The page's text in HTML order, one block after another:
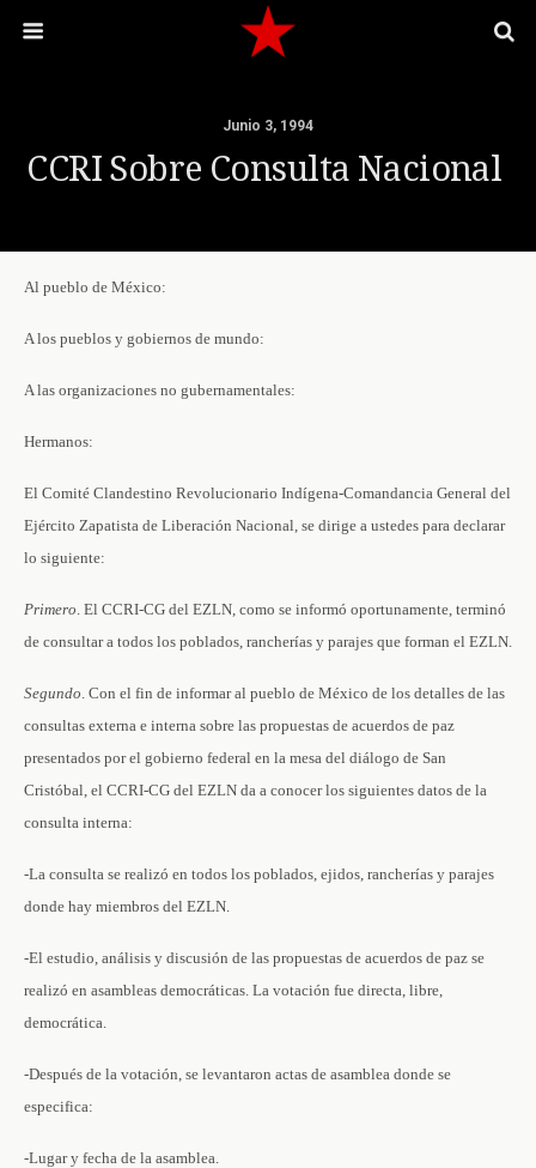
Junio 3, 1994
CCRI Sobre Consulta Nacional
Al pueblo de México:
A los pueblos y gobiernos de mundo:
A las organizaciones no gubernamentales:
Hermanos:
El Comité Clandestino Revolucionario Indígena-Comandancia General del
Ejército Zapatista de Liberación Nacional, se dirige a ustedes para declarar
lo siguiente:
Primero. El CCRI-CG del EZLN, como se informó oportunamente, terminó
de consultar a todos los poblados, rancherías y parajes que forman el EZLN.
Segundo. Con el fin de informar al pueblo de México de los detalles de las
consultas externa e interna sobre las propuestas de acuerdos de paz
presentados por el gobierno federal en la mesa del diálogo de San
Cristóbal, el CCRI-CG del EZLN da a conocer los siguientes datos de la
consulta interna:
-La consulta se realizó en todos los poblados, ejidos, rancherías y parajes
donde hay miembros del EZLN.
-El estudio, análisis y discusión de las propuestas de acuerdos de paz se
realizó en asambleas democráticas. La votación fue directa, libre,
democrática.
-Después de la votación, se levantaron actas de asamblea donde se
especifica:
-Lugar y fecha de la asamblea.